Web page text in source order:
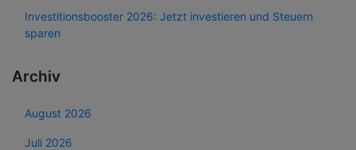
Investitionsbooster 2026: Jetzt investieren und Steuern
sparen
Archiv
August 2026
Juli 2026